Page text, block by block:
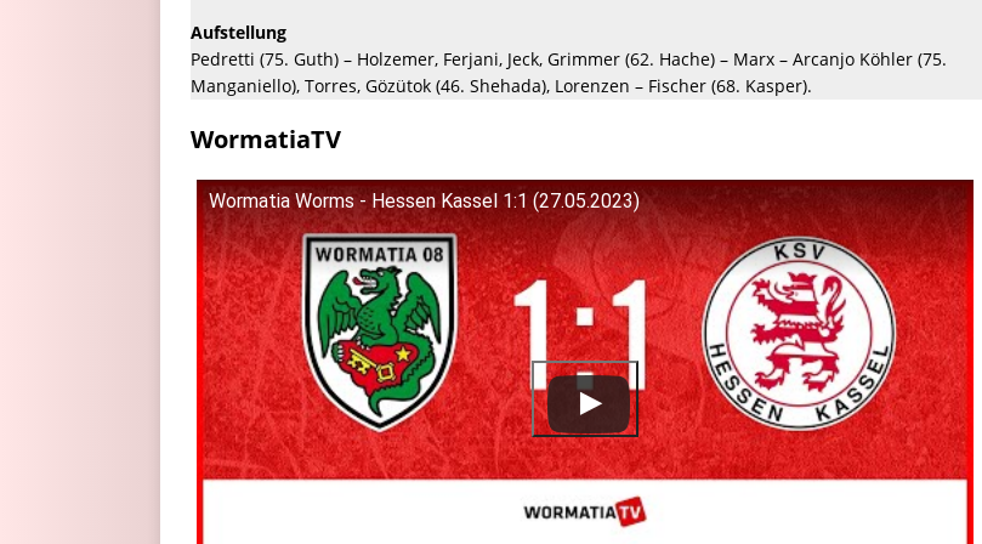
Aufstellung
Pedretti (75. Guth) – Holzemer, Ferjani, Jeck, Grimmer (62. Hache) – Marx – Arcanjo Köhler (75.
Manganiello), Torres, Gözütok (46. Shehada), Lorenzen – Fischer (68. Kasper).
WormatiaTV
Wormatia Worms - Hessen Kassel 1:1 (27.05.2023)